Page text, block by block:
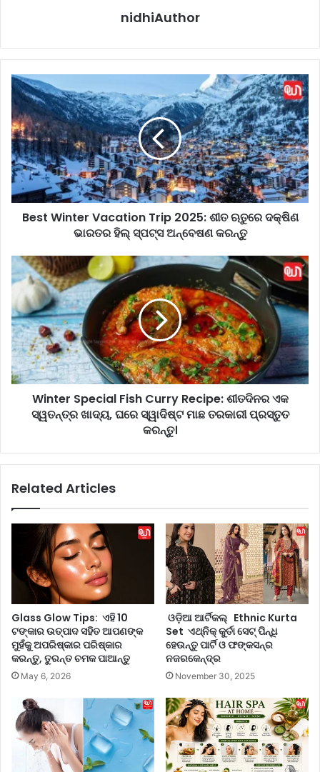
nidhiAuthor
B
s
t
W
i
n
t
e
c
a
i
o
n
T
r
i
5
ଶୀ
କ୍ଷି
ଭା
ର
ତ
ର
ଲ୍
ଟ୍ସ
ଅ
ନ୍ବେ
Best Winter Vacation Trip 2025: ଶୀତ ଋତୁରେ ଦକ୍ଷିଣ
ଭାରତର ହିଲ୍ ସ୍ପଟ୍ସ ଅନ୍ବେଷଣ କରନ୍ତୁ
W
i
t
e
r
S
p
e
s
e
c
i
p
:
ଦି
Winter Special Fish Curry Recipe: ଶୀତଦିନର ଏକ
ସ୍ୱତନ୍ତ୍ର ଖାଦ୍ୟ, ଘରେ ସ୍ୱାଦିଷ୍ଟ ମାଛ ତରକାରୀ ପ୍ରସ୍ତୁତ
କରନ୍ତୁ।
Related Articles
Glass Glow Tips: ଏହି 10
ଟଙ୍କାର ଉତ୍ପାଦ ସହିତ ଆପଣଙ୍କ
ମୁହଁକୁ ଅପରିଷ୍କାର ପରିଷ୍କାର
କରନ୍ତୁ, ତୁରନ୍ତ ଚମକ ପାଆନ୍ତୁ
May 6, 2026
ଓଡ଼ିଆ ଆର୍ଟିକଲ୍ Ethnic Kurta
Set ଏଥ୍ନିକ୍ କୁର୍ତା ସେଟ୍ ପିନ୍ଧି
ହେଉନ୍ତୁ ପାର୍ଟି ଓ ଫଙ୍କସନ୍‌ର
ନଜରକେନ୍ଦ୍ର
November 30, 2025